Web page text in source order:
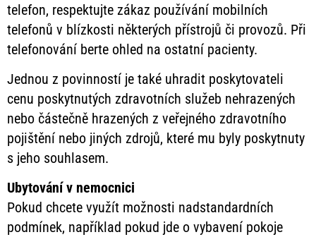
telefon, respektujte zákaz používání mobilních
telefonů v blízkosti některých přístrojů či provozů. Při
telefonování berte ohled na ostatní pacienty.
Jednou z povinností je také uhradit poskytovateli
cenu poskytnutých zdravotních služeb nehrazených
nebo částečně hrazených z veřejného zdravotního
pojištění nebo jiných zdrojů, které mu byly poskytnuty
s jeho souhlasem.
Ubytování v nemocnici
Pokud chcete využít možnosti nadstandardních
podmínek, například pokud jde o vybavení pokoje